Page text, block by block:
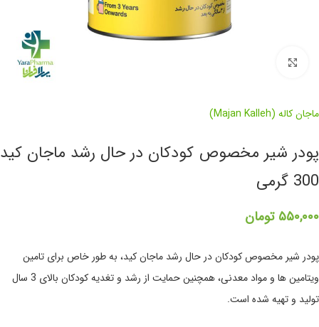
ماجان کاله (Majan Kalleh)
پودر شیر مخصوص کودکان در حال رشد ماجان کید
300 گرمی
۵۵۰,۰۰۰ تومان
پودر شیر مخصوص کودکان در حال رشد ماجان کید، به طور خاص برای تامین
ویتامین ها و مواد معدنی، همچنین حمایت از رشد و تغدیه کودکان بالای 3 سال
تولید و تهیه شده است.